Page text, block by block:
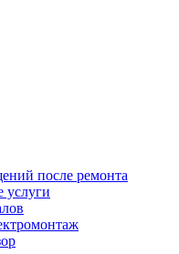
после ремонта
услуги